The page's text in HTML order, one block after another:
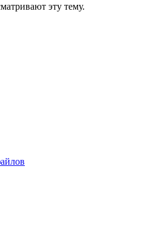
эту тему.